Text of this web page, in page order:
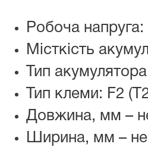
Робоча
Місткість
Тип
Тип клеми: F2
Довжина, мм –
Ширина, мм – не